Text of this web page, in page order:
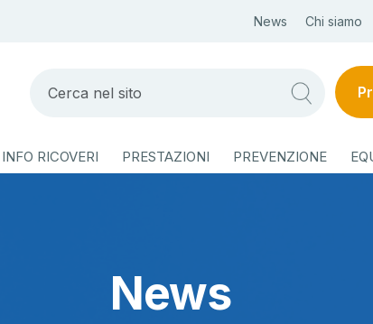
News Chi siamo
INFO RICOVERI PRESTAZIONI PREVENZIONE
News